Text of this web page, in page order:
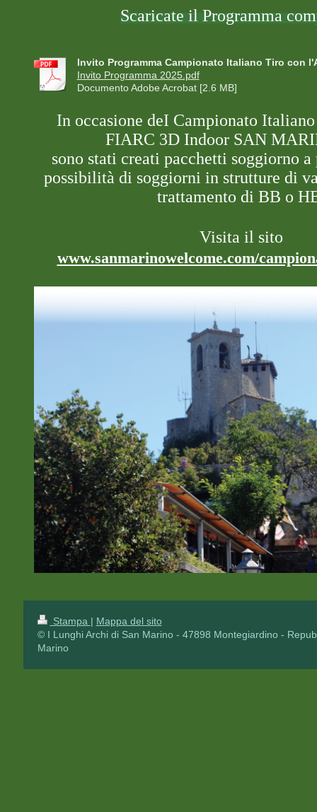
Scaricate il Programma
Invito Programma Campionato Italiano Tiro con
Invito Programma 2025.pdf
Documento Adobe Acrobat [2.6 MB]
In occasione deI Campionato
FIARC 3D Indoor SAN
sono stati creati pacchetti soggiorno
possibilità di soggiorni in strutture di
trattamento di BB o
Visita il sito
www.sanmarinowelcome.com/
Stampa | Mappa del sito
© I Lunghi Archi di San Marino - 47898 Montegiardino -
Marino